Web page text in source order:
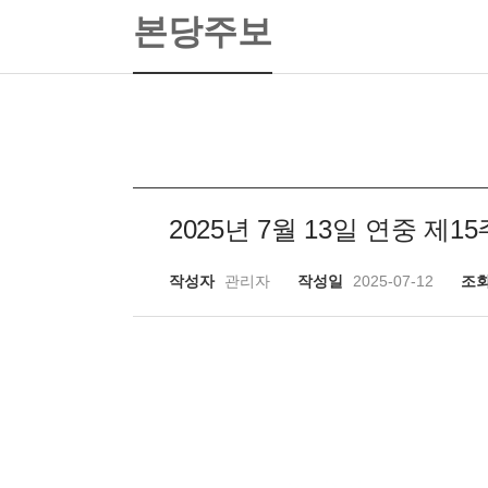
본당주보
2025년 7월 13일 연중 제15
작성자 관리자 작성일 2025-07-12 조